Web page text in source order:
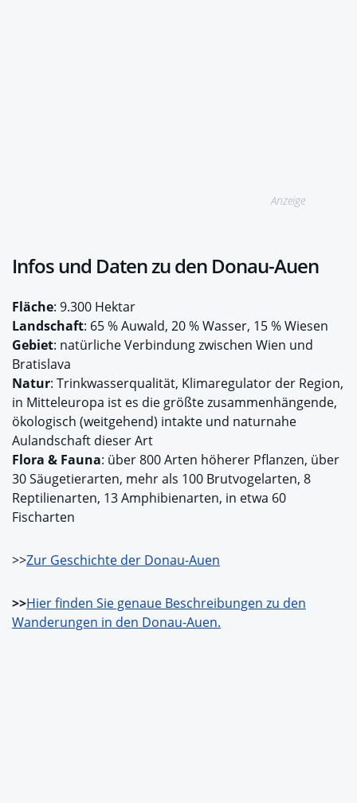
Anzeige
Infos und Daten zu den Donau-Auen
Fläche: 9.300 Hektar
Landschaft: 65 % Auwald, 20 % Wasser, 15 % Wiesen
Gebiet: natürliche Verbindung zwischen Wien und
Bratislava
Natur: Trinkwasserqualität, Klimaregulator der Region,
in Mitteleuropa ist es die größte zusammenhängende,
ökologisch (weitgehend) intakte und naturnahe
Aulandschaft dieser Art
Flora & Fauna: über 800 Arten höherer Pflanzen, über
30 Säugetierarten, mehr als 100 Brutvogelarten, 8
Reptilienarten, 13 Amphibienarten, in etwa 60
Fischarten
>>Zur Geschichte der Donau-Auen
>>Hier finden Sie genaue Beschreibungen zu den
Wanderungen in den Donau-Auen.